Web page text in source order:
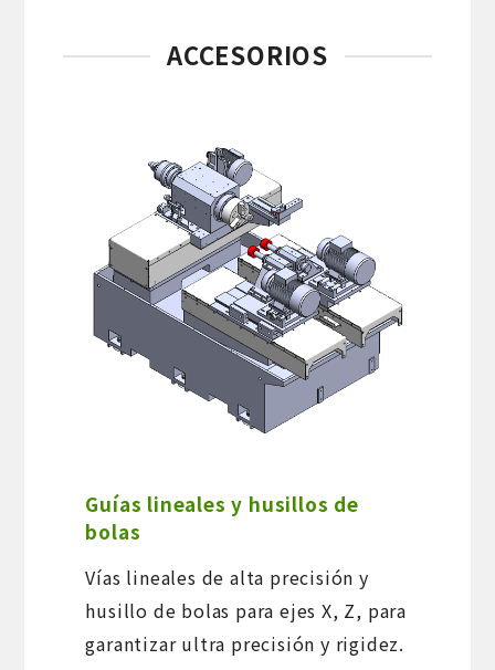
ACCESORIOS
Guías lineales y husillos de
bolas
Vías lineales de alta precisión y
husillo de bolas para ejes X, Z, para
garantizar ultra precisión y rigidez.